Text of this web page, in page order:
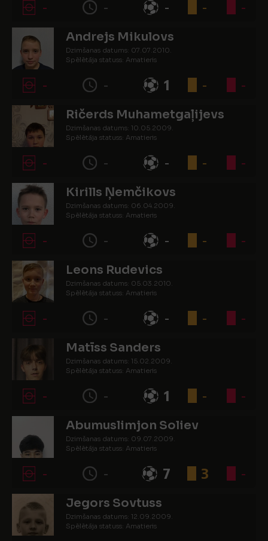
- - - - -
Andrejs Mikulovs
Dzimšanas datums: 07.07.2010.
Spēlētāja statuss: Amatieris
- - 1 - -
Ričerds Muhametgaļijevs
Dzimšanas datums: 10.05.2009.
Spēlētāja statuss: Amatieris
- - - - -
Kirills Ņemčikovs
Dzimšanas datums: 06.04.2009.
Spēlētāja statuss: Amatieris
- - - - -
Leons Rudevics
Dzimšanas datums: 05.03.2010.
Spēlētāja statuss: Amatieris
- - - - -
Matīss Sanders
Dzimšanas datums: 15.02.2009.
Spēlētāja statuss: Amatieris
- - 1 - -
Abumuslimjon Soliev
Dzimšanas datums: 09.07.2009.
Spēlētāja statuss: Amatieris
- - 7 3 -
Jegors Sovtuss
Dzimšanas datums: 12.09.2009.
Spēlētāja statuss: Amatieris